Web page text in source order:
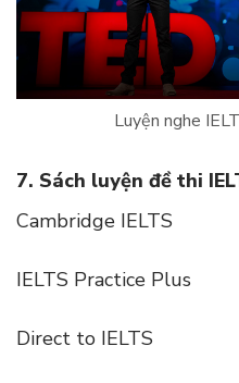
Luyện nghe
7. Sách luyện đề thi
Cambridge IELTS
IELTS Practice Plus
Direct to IELTS